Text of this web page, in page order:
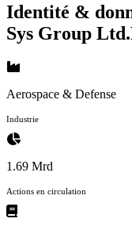
Identité &
Sys Group
Aerospace & Defense
Industrie
1.69 Mrd
Actions en circulation